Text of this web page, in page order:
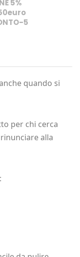
5%
5
quando si
per chi cerca
alla